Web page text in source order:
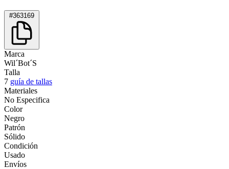
#363169
Marca
Wil´Bot´S
Talla
7 guía de tallas
Materiales
No Especifica
Color
Negro
Patrón
Sólido
Condición
Usado
Envíos